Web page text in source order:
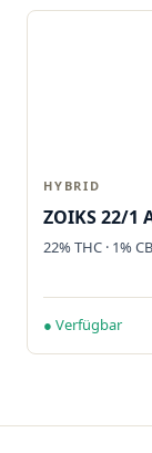
HYBRID
ZOIKS 22/1
22% THC · 1%
● Verfügbar